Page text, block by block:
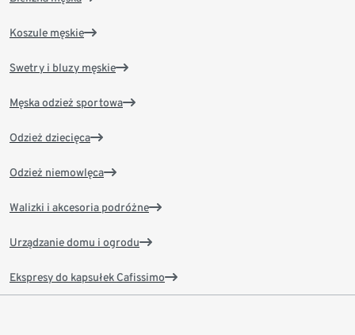
Koszule męskie
Swetry i bluzy męskie
Męska odzież sportowa
Odzież dziecięca
Odzież niemowlęca
Walizki i akcesoria podróżne
Urządzanie domu i ogrodu
Ekspresy do kapsułek Cafissimo